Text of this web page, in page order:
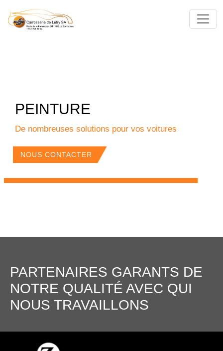
PEINTURE
De nombreuses solutions pour vos voitures
NOUS CONTACTER
PARTENAIRES GARANTS DE
NOTRE QUALITÉ AVEC QUI
NOUS TRAVAILLONS